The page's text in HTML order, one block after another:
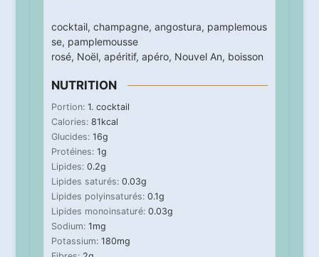
cocktail, champagne, angostura, pamplemous
se, pamplemousse
rosé, Noël, apéritif, apéro, Nouvel An, boisson
NUTRITION
Portion: 1. cocktail
Calories: 81kcal
Glucides: 16g
Protéines: 1g
Lipides: 0.2g
Lipides saturés: 0.03g
Lipides polyinsaturés: 0.1g
Lipides monoinsaturé: 0.03g
Sodium: 1mg
Potassium: 180mg